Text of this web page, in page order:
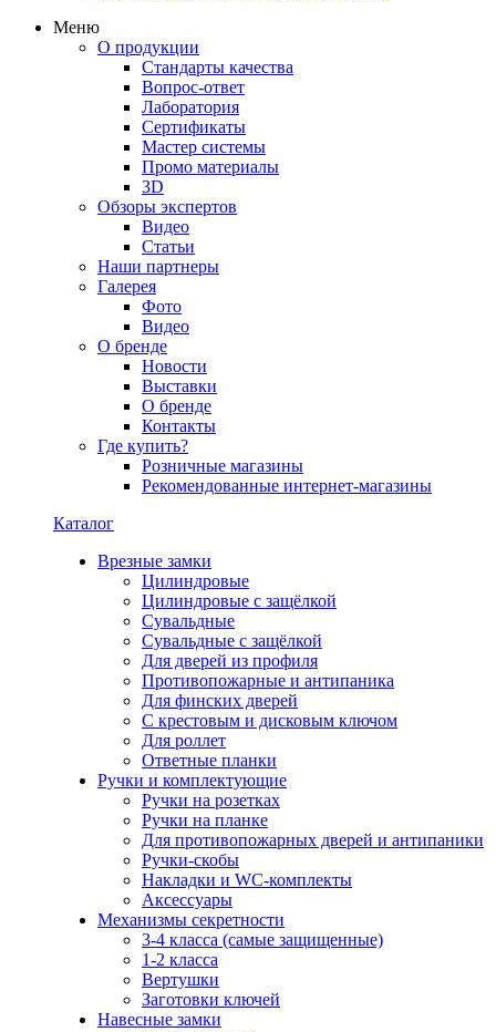
Меню
О продукции
Стандарты качества
Вопрос-ответ
Лаборатория
Сертификаты
Мастер системы
Промо материалы
3D
Обзоры экспертов
Видео
Статьи
Наши партнеры
Галерея
Фото
Видео
О бренде
Новости
Выставки
О бренде
Контакты
Где купить?
Розничные магазины
Рекомендованные интернет-магазины
Каталог
Врезные замки
Цилиндровые
Цилиндровые с защёлкой
Сувальдные
Сувальдные с защёлкой
Для дверей из профиля
Противопожарные и антипаника
Для финских дверей
С крестовым и дисковым ключом
Для роллет
Ответные планки
Ручки и комплектующие
Ручки на розетках
Ручки на планке
Для противопожарных дверей и антипаники
Ручки-скобы
Накладки и WC-комплекты
Аксессуары
Механизмы секретности
3-4 класса (самые защищенные)
1-2 класса
Вертушки
Заготовки ключей
Навесные замки